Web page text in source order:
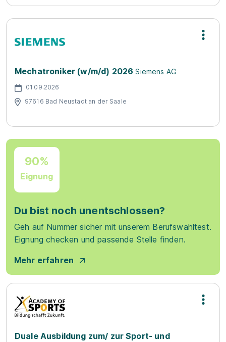
Mechatroniker (w/m/d) 2026 Siemens AG
01.09.2026
97616 Bad Neustadt an der Saale
90%
Eignung
Du bist noch unentschlossen?
Geh auf Nummer sicher mit unserem Berufswahltest.
Eignung checken und passende Stelle finden.
Mehr erfahren
Duale Ausbildung zum/ zur Sport- und